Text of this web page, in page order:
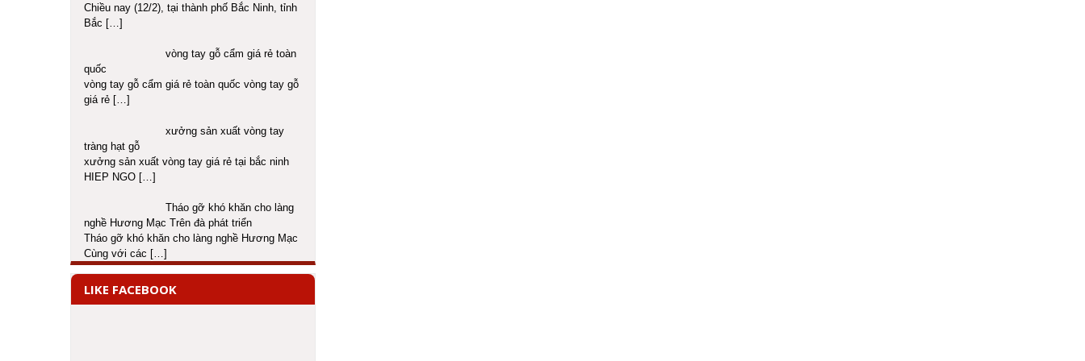
Chiều nay (12/2), tại thành phố Bắc Ninh, tỉnh
Bắc […]
vòng tay gỗ cẩm giá rẻ toàn
quốc
vòng tay gỗ cẩm giá rẻ toàn quốc vòng tay gỗ
giá rẻ […]
xưởng sản xuất vòng tay
tràng hạt gỗ
xưởng sản xuất vòng tay giá rẻ tại bắc ninh
HIEP NGO […]
Tháo gỡ khó khăn cho làng
nghề Hương Mạc Trên đà phát triển
Tháo gỡ khó khăn cho làng nghề Hương Mạc
Cùng với các […]
LIKE FACEBOOK